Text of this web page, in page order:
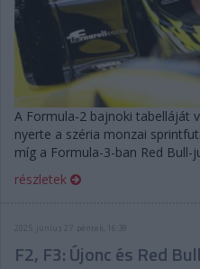
A Formula-2 bajnoki tabelláját
nyerte a széria monzai
míg a Formula-3-ban Red
részletek
2025. június 27. péntek, 16:39
F2, F3: Újonc és Red